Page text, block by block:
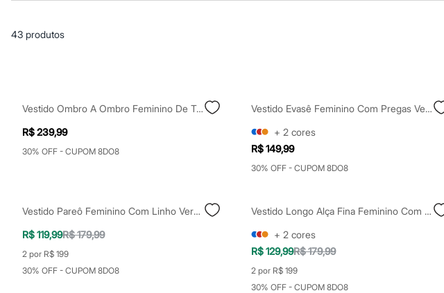
Casacos e Jaquetas
Macacões
Saias
Bonés e Chapéus
Bijoux
Cintos
Óculos
Relógios
Sandálias
Sapatilhas
Tênis
Marcas
City
Clock House
43 produtos
Vestido Ombro A Ombro Feminino De Tricot Canelado Vermelho
R$ 239,99
30% OFF - CUPOM 8DO8
Vestido Evasê Feminino Com Pregas Vermelho
+ 2 cores
R$ 149,99
30% OFF - CUPOM 8DO8
Vestido Pareô Feminino Com Linho Vermelho
R$ 119,99R$ 179,99
2 por R$ 199
30% OFF - CUPOM 8DO8
Vestido Longo Alça Fina Feminino Com Franzidos Vermelho
+ 2 cores
R$ 129,99R$ 179,99
2 por R$ 199
30% OFF - CUPOM 8DO8